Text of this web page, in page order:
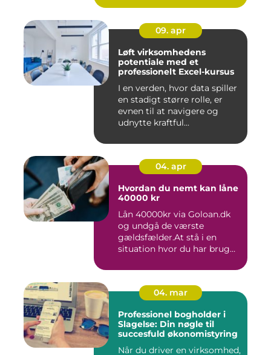
09. apr
Løft virksomhedens
potentiale med et
professionelt Excel-kursus
I en verden, hvor data spiller
en stadigt større rolle, er
evnen til at navigere og
udnytte kraftful...
04. apr
Hvordan du nemt kan låne
40000 kr
Lån 40000kr via Goloan.dk
og undgå de værste
gældsfælder.At stå i en
situation hvor du har brug
04. mar
Professionel bogholder i
Slagelse: Din nøgle til
succesfuld økonomistyring
Når du driver en virksomhed,